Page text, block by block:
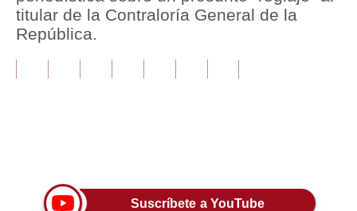
Tu Dinero
Finanzas Personales
Pregunta de hoy
titular de la Contraloría General de la
República.
Suscríbete a YouTube